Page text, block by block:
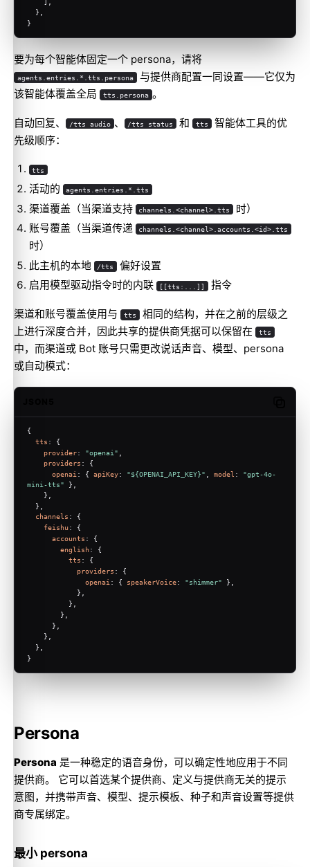
  },
}
要为每个智能体固定一个 persona，请将
agents.entries.*.tts.persona 与提供商配置一同设置——它仅为
该智能体覆盖全局
tts.persona 。
自动回复、 /tts audio 、 /tts status 和 tts 智能体工具的优
先级顺序：
tts
活动的 agents.entries.*.tts
渠道覆盖（当渠道支持 channels.<channel>.tts
时）
账号覆盖（当渠道传递
channels.<channel>.accounts.<id>.tts
时）
此主机的本地
/tts
偏好设置
启用模型驱动指令时的内联 [[tts:...]] 指令
渠道和账号覆盖使用与 tts 相同的结构，并在之前的层级之
上进行深度合并，因此共享的提供商凭据可以保留在
tts
中，而渠道或 Bot 账号只需更改说话声音、模型、persona
或自动模式：
{
tts : {
provider: "openai"
providers : {
openai : { apiKey: "${OPENAI_API_KEY}" model : "gpt-4o-
mini-tts" },
    },
  },
channels : {
feishu: {
accounts : {
english: {
tts : {
providers : {
openai : { speakerVoice: "shimmer" },
            },
          },
        },
      },
    },
  },
}
Persona
Persona 是一种稳定的语音身份，可以确定性地应用于不同
提供商。 它可以首选某个提供商、定义与提供商无关的提示
意图，并携带声音、模型、提示模板、种子和声音设置等提供
商专属绑定。
最小 persona